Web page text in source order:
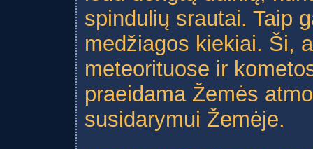
spindulių srautai. Taip
medžiagos kiekiai. Ši,
meteorituose ir
praeidama Žemės
susidarymui Žemėje.